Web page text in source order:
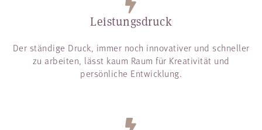
Leistungsdruck
Der ständige Druck, immer noch innovativer und schneller
zu arbeiten, lässt kaum Raum für Kreativität und
persönliche Entwicklung.